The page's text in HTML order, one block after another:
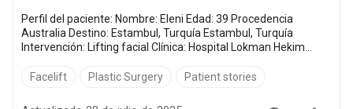
Perfil del paciente: Nombre: Eleni Edad: 39 Procedencia
Australia Destino: Estambul, Turquía Estambul, Turquía
Intervención: Lifting facial Clínica: Hospital Lokman Hekim
someterse a una cirugía de lifting facial era algo más que una
confianza y el rejuv...
Facelift Plastic Surgery Patient stories